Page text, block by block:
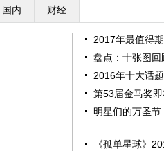
国内 财经
2017年最值得
盘点：十张图
2016年十大话
第53届金马奖
明星们的万圣
《孤单星球》